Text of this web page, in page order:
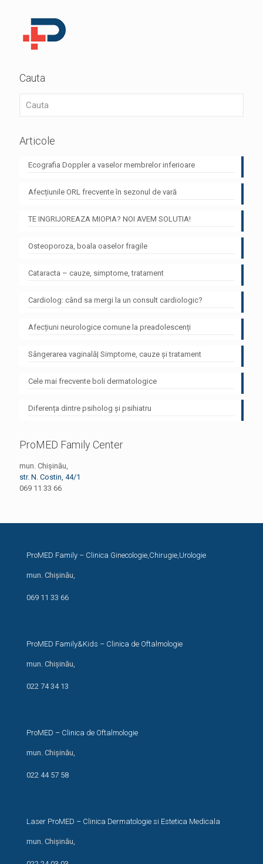
Cauta
Articole
Ecografia Doppler a vaselor membrelor inferioare
Afecțiunile ORL frecvente în sezonul de vară
TE INGRIJOREAZA MIOPIA? NOI AVEM SOLUTIA!
Osteoporoza, boala oaselor fragile
Cataracta – cauze, simptome, tratament
Cardiolog: când sa mergi la un consult cardiologic?
Afecțiuni neurologice comune la preadolescenți
Sângerarea vaginală| Simptome, cauze și tratament
Cele mai frecvente boli dermatologice
Diferența dintre psiholog și psihiatru
ProMED Family Center
mun. Chișinău,
str. N. Costin, 44/1
069 11 33 66
ProMED Family – Clinica Ginecologie,Chirugie,Urologie
mun. Chișinău,
069 11 33 66
ProMED Family&Kids – Clinica de Oftalmologie
mun. Chișinău,
022 74 34 13
ProMED – Clinica de Oftalmologie
mun. Chișinău,
022 44 57 58
Laser ProMED – Clinica Dermatologie si Estetica Medicala
mun. Chișinău,